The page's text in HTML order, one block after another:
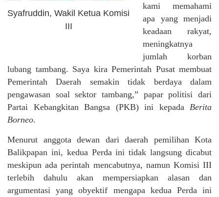
Syafruddin, Wakil Ketua Komisi
III
kami memahami
apa yang menjadi
keadaan rakyat,
meningkatnya
jumlah korban
lubang tambang. Saya kira Pemerintah Pusat membuat
Pemerintah Daerah semakin tidak berdaya dalam
pengawasan soal sektor tambang,” papar politisi dari
Partai Kebangkitan Bangsa (PKB) ini kepada Berita
Borneo.
Menurut anggota dewan dari daerah pemilihan Kota
Balikpapan ini, kedua Perda ini tidak langsung dicabut
meskipun ada perintah mencabutnya, namun Komisi III
terlebih dahulu akan mempersiapkan alasan dan
argumentasi yang obyektif mengapa kedua Perda ini